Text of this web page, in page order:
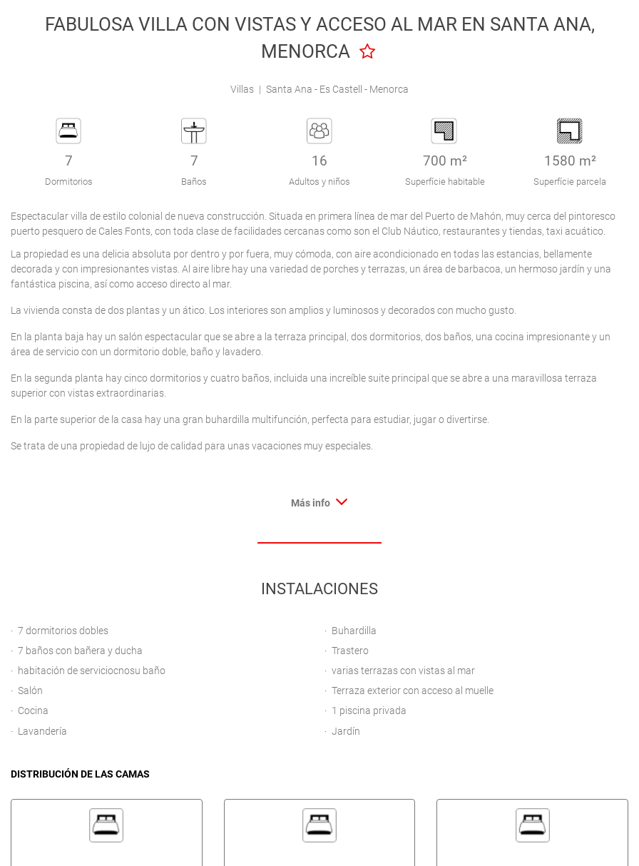
FABULOSA VILLA CON VISTAS Y ACCESO AL MAR EN SANTA ANA,
MENORCA
Villas | Santa Ana - Es Castell - Menorca
7
Dormitorios
7
Baños
16
Adultos y niños
700 m²
Superfície habitable
1580 m²
Superfície parcela
Espectacular villa de estilo colonial de nueva construcción. Situada en primera línea de mar del Puerto de Mahón, muy cerca del pintoresco
puerto pesquero de Cales Fonts, con toda clase de facilidades cercanas como son el Club Náutico, restaurantes y tiendas, taxi acuático.
La propiedad es una delicia absoluta por dentro y por fuera, muy cómoda, con aire acondicionado en todas las estancias, bellamente
decorada y con impresionantes vistas. Al aire libre hay una variedad de porches y terrazas, un área de barbacoa, un hermoso jardín y una
fantástica piscina, así como acceso directo al mar.
La vivienda consta de dos plantas y un ático. Los interiores son amplios y luminosos y decorados con mucho gusto.
En la planta baja hay un salón espectacular que se abre a la terraza principal, dos dormitorios, dos baños, una cocina impresionante y un
área de servicio con un dormitorio doble, baño y lavadero.
En la segunda planta hay cinco dormitorios y cuatro baños, incluida una increíble suite principal que se abre a una maravillosa terraza
superior con vistas extraordinarias.
En la parte superior de la casa hay una gran buhardilla multifunción, perfecta para estudiar, jugar o divertirse.
Se trata de una propiedad de lujo de calidad para unas vacaciones muy especiales.
Más info
INSTALACIONES
7 dormitorios dobles
7 baños con bañera y ducha
habitación de serviciocnosu baño
Salón
Cocina
Lavandería
Buhardilla
Trastero
varias terrazas con vistas al mar
Terraza exterior con acceso al muelle
1 piscina privada
Jardín
DISTRIBUCIÓN DE LAS CAMAS